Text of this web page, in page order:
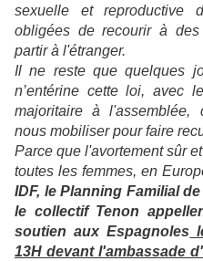
sexuelle et reproductive
obligées de recourir à
partir à l'étranger.
Il ne reste que quelques
n’entérine cette loi, avec
majoritaire à l'assemblée,
nous mobiliser pour faire
Parce que l'avortement sûr
toutes les femmes, en
IDF, le Planning Familial
le collectif Tenon
soutien aux Espagnoles
13H devant l'ambassade